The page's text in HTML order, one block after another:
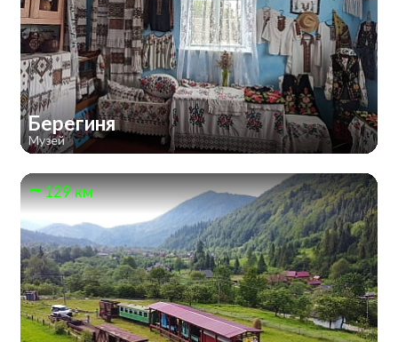
Берегиня
Музей
129 км